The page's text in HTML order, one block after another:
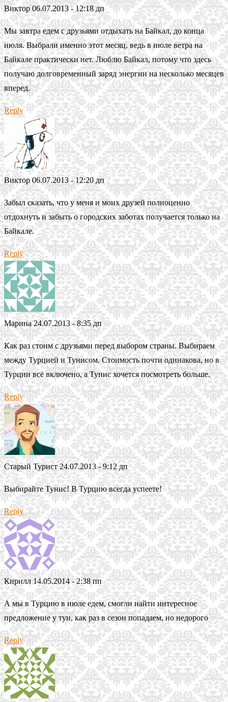
Виктор 06.07.2013 - 12:18 дп
Мы завтра едем с друзьями отдыхать на Байкал, до конца
июля. Выбрали именно этот месяц, ведь в июле ветра на
Байкале практически нет. Люблю Байкал, потому что здесь
получаю долговременный заряд энергии на несколько месяцев
вперед.
Reply
Виктор 06.07.2013 - 12:20 дп
Забыл сказать, что у меня и моих друзей полноценно
отдохнуть и забыть о городских заботах получается только на
Байкале.
Reply
Марина 24.07.2013 - 8:35 дп
Как раз стоим с друзьями перед выбором страны. Выбираем
между Турцией и Тунисом. Стоимость почти одинакова, но в
Турции всё включено, а Тунис хочется посмотреть больше.
Reply
Старый Турист 24.07.2013 - 9:12 дп
Выбирайте Тунис! В Турцию всегда успеете!
Reply
Кирилл 14.05.2014 - 2:38 пп
А мы в Турцию в июле едем, смогли найти интересное
предложение у туи, как раз в сезон попадаем, но недорого
Reply